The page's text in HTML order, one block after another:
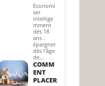
Economi
ser
intellige
mment
dès 18
ans :
épargner
dès l'âge
de…
COMM
ENT
PLACER